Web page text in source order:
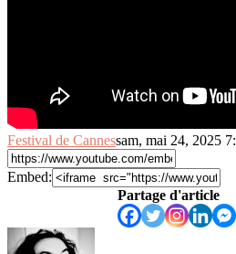
Festival de Cannessam, mai 24, 2025
Embed:
Partage d'article